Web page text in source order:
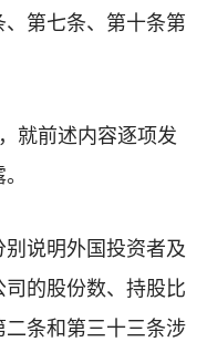
第七条、第十条第
就前述内容逐项发
说明外国投资者及
的股份数、持股比
条和第三十三条涉